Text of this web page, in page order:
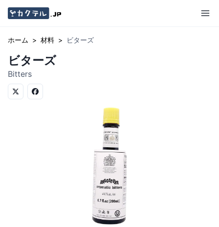
ホーム > 材料 > ビターズ
ビターズ
Bitters